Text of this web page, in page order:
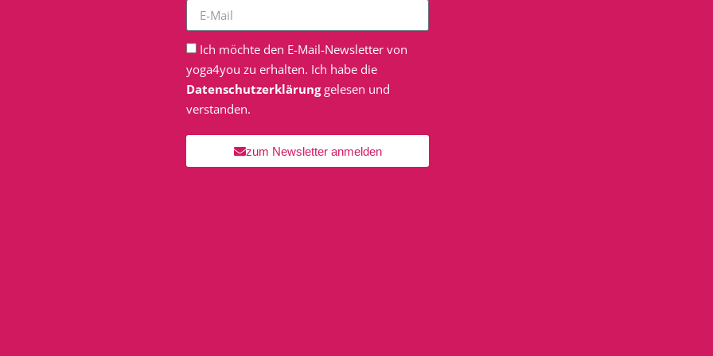
Ich möchte den E-Mail-Newsletter von
yoga4you zu erhalten. Ich habe die
Datenschutzerklärunggelesen und
verstanden.
zum Newsletter anmelden